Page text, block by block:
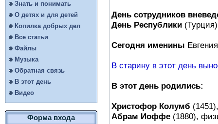
Знать и понимать
О детях и для детей
Копилка добрых дел
Все статьи
Файлы
Музыка
Обратная связь
В этот день
Видео
Форма входа
День сотрудников
День Республики
Сегодня именины
В старину в этот день
В этот день родились:
Христофор Колумб
Абрам Иоффе (1880),